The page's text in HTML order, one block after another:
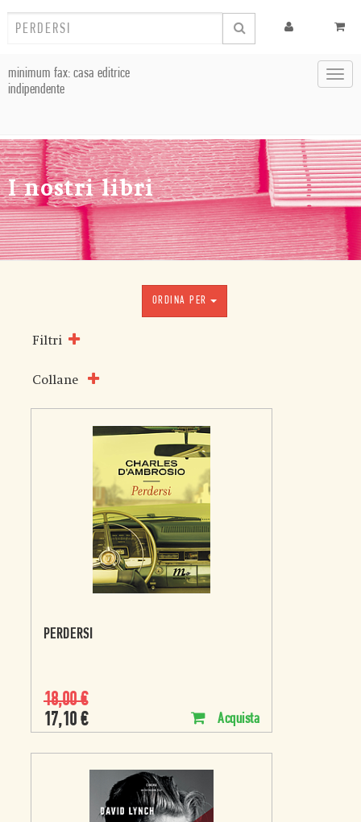
minimum fax: casa editrice
indipendente
I nostri libri
ORDINA PER
Filtri
Collane
PERDERSI
18,00€
17,10 € Acquista